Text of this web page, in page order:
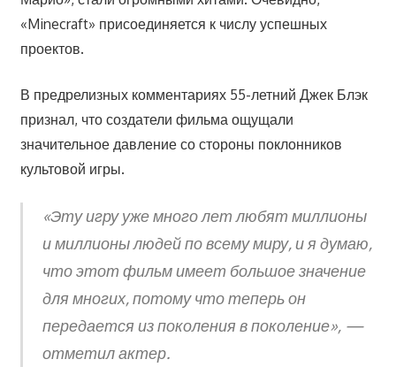
«Minecraft» присоединяется к числу успешных
проектов.
В предрелизных комментариях 55-летний Джек Блэк
признал, что создатели фильма ощущали
значительное давление со стороны поклонников
культовой игры.
«Эту игру уже много лет любят миллионы
и миллионы людей по всему миру, и я думаю,
что этот фильм имеет большое значение
для многих, потому что теперь он
передается из поколения в поколение», —
отметил актер.